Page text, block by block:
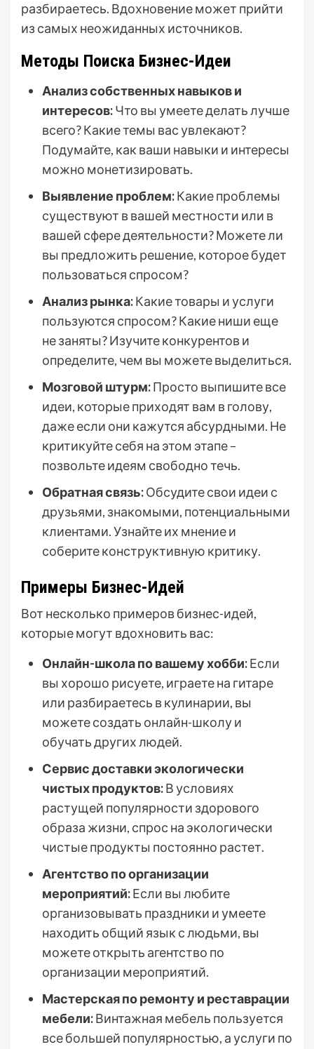
разбираетесь. Вдохновение может прийти
из самых неожиданных источников.
Методы Поиска Бизнес-Идеи
Анализ собственных навыков и
интересов:Что вы умеете делать лучше
всего? Какие темы вас увлекают?
Подумайте, как ваши навыки и интересы
можно монетизировать.
Выявление проблем:Какие проблемы
существуют в вашей местности или в
вашей сфере деятельности? Можете ли
вы предложить решение, которое будет
пользоваться спросом?
Анализ рынка:Какие товары и услуги
пользуются спросом? Какие ниши еще
не заняты? Изучите конкурентов и
определите, чем вы можете выделиться.
Мозговой штурм:Просто выпишите все
идеи, которые приходят вам в голову,
даже если они кажутся абсурдными. Не
критикуйте себя на этом этапе –
позвольте идеям свободно течь.
Обратная связь:Обсудите свои идеи с
друзьями, знакомыми, потенциальными
клиентами. Узнайте их мнение и
соберите конструктивную критику.
Примеры Бизнес-Идей
Вот несколько примеров бизнес-идей,
которые могут вдохновить вас:
Онлайн-школа по вашему хобби:Если
вы хорошо рисуете, играете на гитаре
или разбираетесь в кулинарии, вы
можете создать онлайн-школу и
обучать других людей.
Сервис доставки экологически
чистых продуктов:В условиях
растущей популярности здорового
образа жизни, спрос на экологически
чистые продукты постоянно растет.
Агентство по организации
мероприятий:Если вы любите
организовывать праздники и умеете
находить общий язык с людьми, вы
можете открыть агентство по
организации мероприятий.
Мастерская по ремонту и реставрации
мебели:Винтажная мебель пользуется
все большей популярностью, а услуги по